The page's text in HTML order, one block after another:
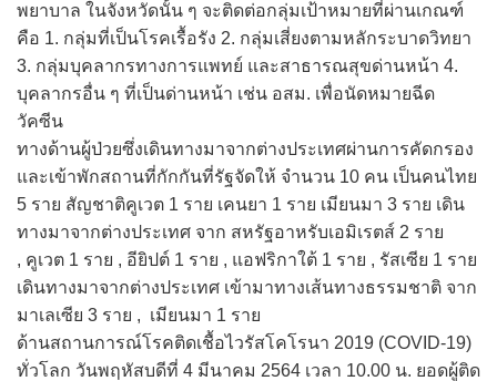
พยาบาล ในจังหวัดนั้น ๆ จะติดต่อกลุ่มเป้าหมายที่ผ่านเกณฑ์
คือ 1. กลุ่มที่เป็นโรคเรื้อรัง 2. กลุ่มเสี่ยงตามหลักระบาดวิทยา
3. กลุ่มบุคลากรทางการแพทย์ และสาธารณสุขด่านหน้า 4.
บุคลากรอื่น ๆ ที่เป็นด่านหน้า เช่น อสม. เพื่อนัดหมายฉีด
วัคซีน
ทางด้านผู้ป่วยซึ่งเดินทางมาจากต่างประเทศผ่านการคัดกรอง
และเข้าพักสถานที่กักกันที่รัฐจัดให้ จำนวน 10 คน เป็นคนไทย
5 ราย สัญชาติคูเวต 1 ราย เคนยา 1 ราย เมียนมา 3 ราย เดิน
ทางมาจากต่างประเทศ จาก สหรัฐอาหรับเอมิเรตส์ 2 ราย
, คูเวต 1 ราย , อียิปต์ 1 ราย , แอฟริกาใต้ 1 ราย , รัสเซีย 1 ราย
เดินทางมาจากต่างประเทศ เข้ามาทางเส้นทางธรรมชาติ จาก
มาเลเซีย 3 ราย , เมียนมา 1 ราย
ด้านสถานการณ์โรคติดเชื้อไวรัสโคโรนา 2019 (COVID-19)
ทั่วโลก วันพฤหัสบดีที่ 4 มีนาคม 2564 เวลา 10.00 น. ยอดผู้ติด